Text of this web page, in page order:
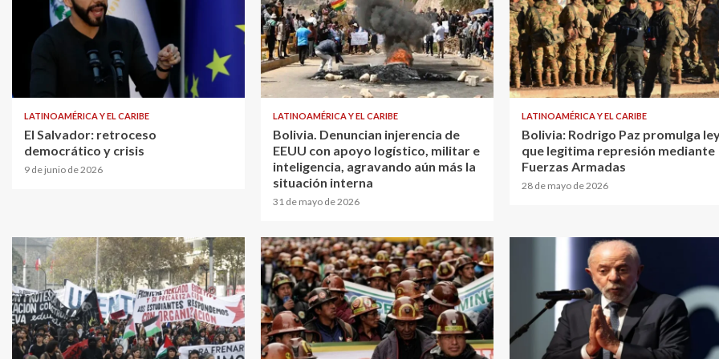
LATINOAMÉRICA Y EL CARIBE
El Salvador: retroceso
democrático y crisis
9 de junio de 2026
LATINOAMÉRICA Y EL CARIBE
Bolivia. Denuncian injerencia de
EEUU con apoyo logístico, militar e
inteligencia, agravando aún más la
situación interna
31 de mayo de 2026
LATINOAMÉRICA Y EL CARIBE
Bolivia: Rodrigo Paz promulga
que legitima represión mediante
Fuerzas Armadas
28 de mayo de 2026